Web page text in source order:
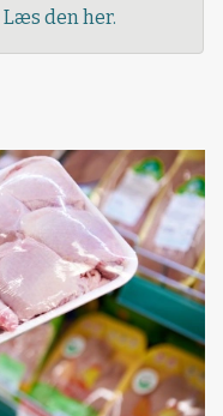
Læs den her.